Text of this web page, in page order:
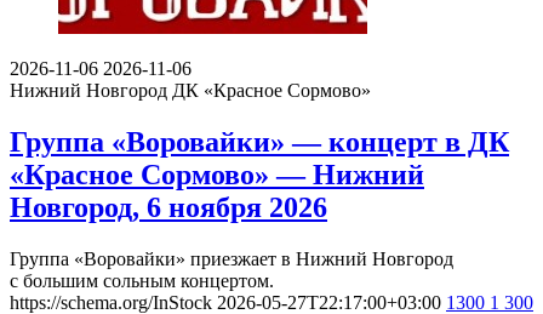
2026-11-06 2026-11-06
Нижний Новгород ДК «Красное Сормово»
Группа «Воровайки» — концерт в ДК
«Красное Сормово» — Нижний
Новгород, 6 ноября 2026
Группа «Воровайки» приезжает в Нижний Новгород
с большим сольным концертом.
https://schema.org/InStock 2026-05-27T22:17:00+03:00 1300 1 300